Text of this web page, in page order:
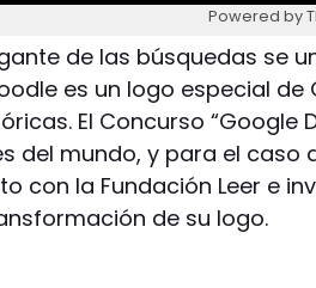
Powered by
de las búsquedas se
es un logo especial de
El Concurso “Google
del mundo, y para el caso
con la Fundación Leer e
de su logo.